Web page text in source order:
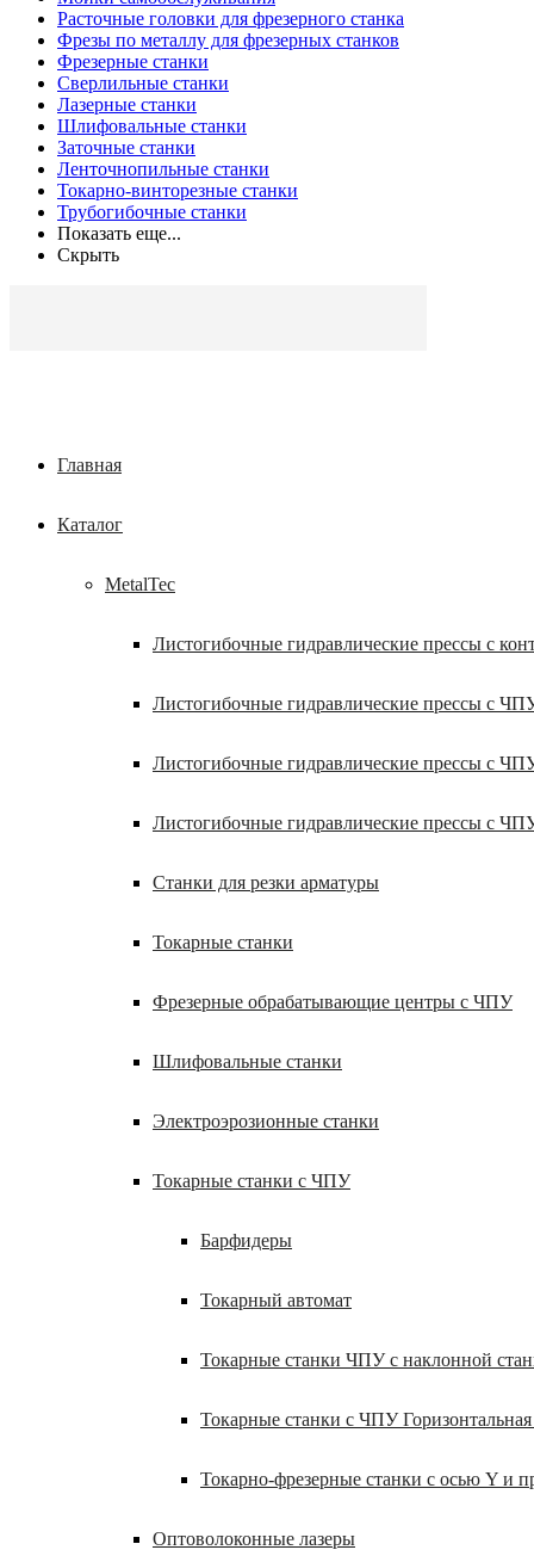
Расточные головки для фрезерного станка
Фрезы по металлу для фрезерных станков
Фрезерные станки
Сверлильные станки
Лазерные станки
Шлифовальные станки
Заточные станки
Ленточнопильные станки
Токарно-винторезные станки
Трубогибочные станки
Показать еще...
Скрыть
Главная
Каталог
MetalTec
Листогибочные гидравлические прессы с
Листогибочные гидравлические прессы с
Листогибочные гидравлические прессы с
Листогибочные гидравлические прессы с
Станки для резки арматуры
Токарные станки
Фрезерные обрабатывающие центры с ЧПУ
Шлифовальные станки
Электроэрозионные станки
Токарные станки с ЧПУ
Барфидеры
Токарный автомат
Токарные станки ЧПУ c наклонной
Токарные станки с ЧПУ
Токарно-фрезерные станки с осью Y и
Оптоволоконные лазеры